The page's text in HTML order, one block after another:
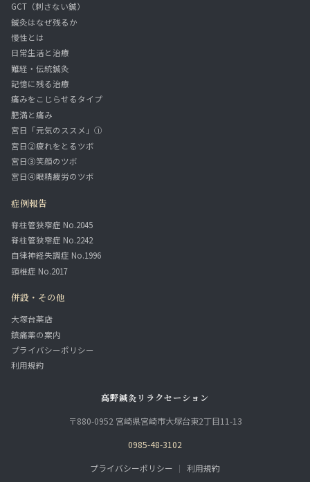
GCT（刺さない鍼）
鍼灸はなぜ残るか
慢性とは
日常生活と治療
難経・伝統鍼灸
記憶に残る治療
痛みをこじらせるタイプ
肥満と痛み
宮日「元気のススメ」①
宮日②疲れをとるツボ
宮日③笑顔のツボ
宮日④眼精疲労のツボ
症例報告
脊柱管狭窄症 No.2045
脊柱管狭窄症 No.2242
自律神経失調症 No.1996
頸椎症 No.2017
併設・その他
大塚台薬店
鎮痛薬の案内
プライバシーポリシー
利用規約
高野鍼灸リラクセーション
〒880-0952 宮崎県宮崎市大塚台東2丁目11-13
0985-48-3102
プライバシーポリシー ｜ 利用規約